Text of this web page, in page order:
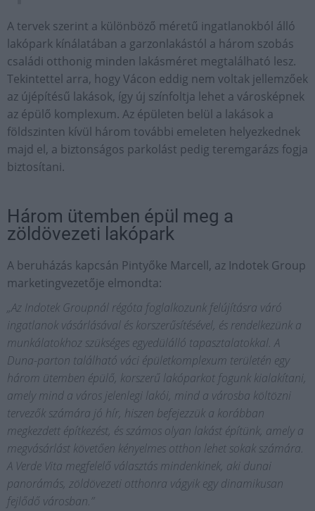
A tervek szerint a különböző méretű ingatlanokból álló
lakópark kínálatában a garzonlakástól a három szobás
családi otthonig minden lakásméret megtalálható lesz.
Tekintettel arra, hogy Vácon eddig nem voltak jellemzőek
az újépítésű lakások, így új színfoltja lehet a városképnek
az épülő komplexum. Az épületen belül a lakások a
földszinten kívül három további emeleten helyezkednek
majd el, a biztonságos parkolást pedig teremgarázs fogja
biztosítani.
Három ütemben épül meg a
zöldövezeti lakópark
A beruházás kapcsán Pintyőke Marcell, az Indotek Group
marketingvezetője elmondta:
„Az Indotek Groupnál régóta foglalkozunk felújításra váró
ingatlanok vásárlásával és korszerűsítésével, és rendelkezünk a
munkálatokhoz szükséges egyedülálló tapasztalatokkal. A
Duna-parton található váci épületkomplexum területén egy
három ütemben épülő, korszerű lakóparkot fogunk kialakítani,
amely mind a város jelenlegi lakói, mind a városba költözni
tervezők számára jó hír, hiszen befejezzük a korábban
megkezdett építkezést, és számos olyan lakást építünk, amely a
megvásárlást követően kényelmes otthon lehet sokak számára.
A Verde Vita megfelelő választás mindenkinek, aki dunai
panorámás, zöldövezeti otthonra vágyik egy dinamikusan
fejlődő városban.”